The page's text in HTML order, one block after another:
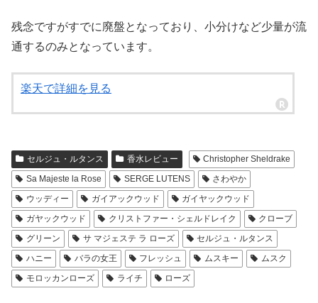
残念ですがすでに廃盤となっており、小分けなど少量が流
通するのみとなっています。
楽天で詳細を見る
セルジュ・ルタンス 香水レビュー
Christopher Sheldrake
Sa Majeste la Rose
SERGE LUTENS
さわやか
ウッディー
ガイアックウッド
ガイヤックウッド
ガヤックウッド
クリストファー・シェルドレイク
クローブ
グリーン
サ マジェステ ラ ローズ
セルジュ・ルタンス
ハニー
バラの女王 フレッシュ ムスキー
ムスク
モロッカンローズ
ライチ ローズ